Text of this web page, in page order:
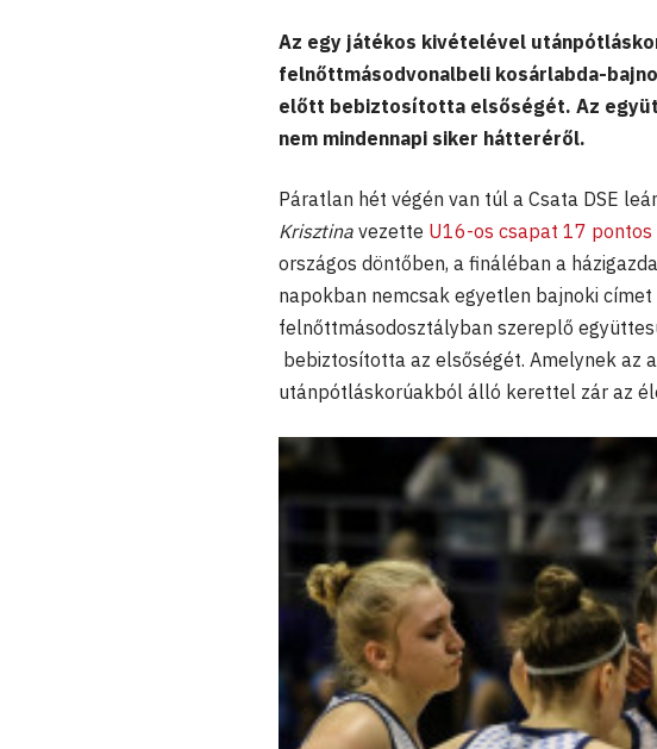
Az egy játékos kivételével
felnőttmásodvonalbeli kosárlabda-
előtt bebiztosította elsőségét. Az
nem mindennapi siker hátteréről.
Páratlan hét végén van túl a Csata DSE
Krisztina vezette U16-os csapat 17
országos döntőben, a fináléban a
napokban nemcsak egyetlen bajnoki
felnőttmásodosztályban szereplő
bebiztosította az elsőségét. Amelynek az
utánpótláskorúakból álló kerettel zár az